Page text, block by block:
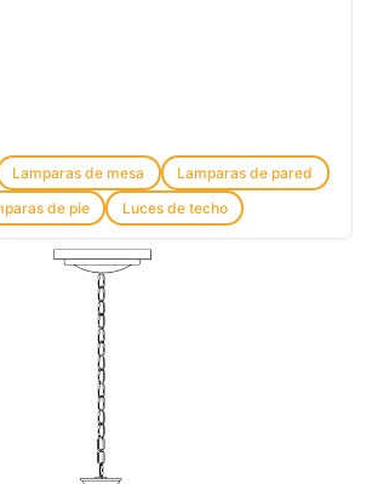
Lamparas de mesa
Lamparas de pared
de pie
Luces de techo